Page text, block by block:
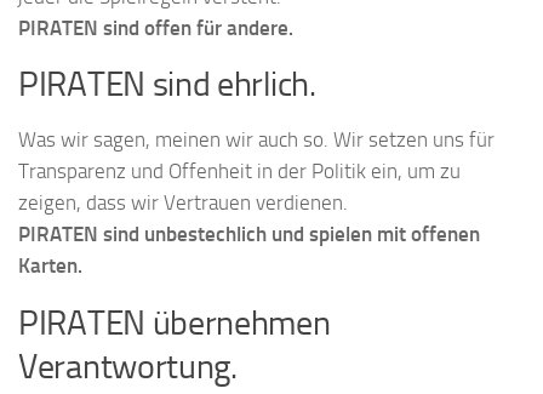
PIRATEN sind offen für andere.
PIRATEN sind ehrlich.
Was wir sagen, meinen wir auch so. Wir setzen uns für
Transparenz und Offenheit in der Politik ein, um zu
zeigen, dass wir Vertrauen verdienen.
PIRATEN sind unbestechlich und spielen mit offenen
Karten.
PIRATEN übernehmen
Verantwortung.